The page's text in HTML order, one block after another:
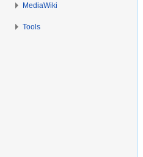
MediaWiki
Tools